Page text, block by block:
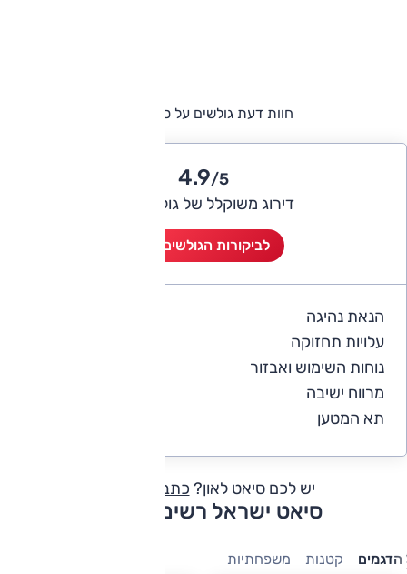
חוות דעת גולשים על סיאט לאון
4.9/5
דירוג משוקלל של גולשי אוטו
לביקורות הגולשים (8)
הנאת נהיגה
עלויות תחזוקה
נוחות השימוש ואבזור
מרווח ישיבה
תא המטען
יש לכם סיאט לאון? כתבו חוות דעת
סיאט ישראל רשימת דגמים
הדגמים קטנות משפחתיות